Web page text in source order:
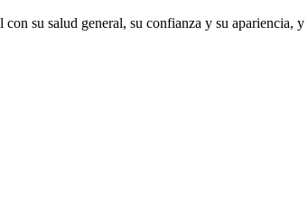
con su salud general, su confianza y su